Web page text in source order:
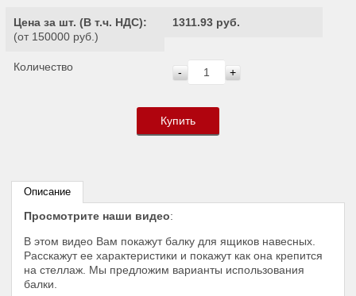
Цена за шт. (В т.ч. НДС):
(от 150000 руб.)
1311.93 руб.
Количество - +
Купить
Описание
Просмотрите наши видео:
В этом видео Вам покажут балку для ящиков навесных.
Расскажут ее характеристики и покажут как она крепится
на стеллаж. Мы предложим варианты использования
балки.